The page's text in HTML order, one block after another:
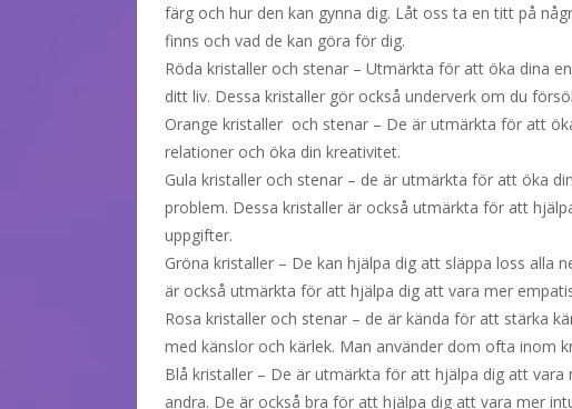
färg och hur den kan gynna dig. Låt oss ta en titt på
finns och vad de kan göra för dig.
Röda kristaller och stenar – Utmärkta för att öka dina
ditt liv. Dessa kristaller gör också underverk om du
Orange kristaller och stenar – De är utmärkta för att
relationer och öka din kreativitet.
Gula kristaller och stenar – de är utmärkta för att öka
problem. Dessa kristaller är också utmärkta för att
uppgifter.
Gröna kristaller – De kan hjälpa dig att släppa loss alla
är också utmärkta för att hjälpa dig att vara mer
Rosa kristaller och stenar – de är kända för att stärka
med känslor och kärlek. Man använder dom ofta inom
Blå kristaller – De är utmärkta för att hjälpa dig att
andra. De är också bra för att hjälpa dig att vara mer